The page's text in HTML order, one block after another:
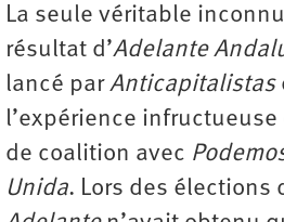
La seule véritable
résultat d’Adelante
lancé parAnticapitalistas
l’expérience
de coalition avec
Unida. Lors des élections